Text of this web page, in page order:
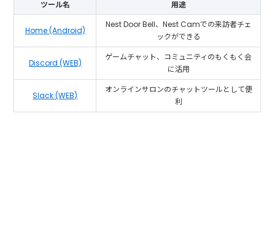
ツール名 用途
Home (Android)
Nest Door Bell、Nest Camでの来訪者チェ
ックができる
Discord (WEB)
ゲームチャット、コミュニティのもくもく会
に活用
Slack (WEB)
オンラインサロンのチャットツールとして便
利